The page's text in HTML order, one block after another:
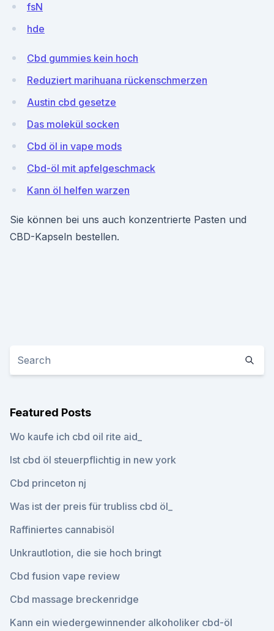
fsN
hde
Cbd gummies kein hoch
Reduziert marihuana rückenschmerzen
Austin cbd gesetze
Das molekül socken
Cbd öl in vape mods
Cbd-öl mit apfelgeschmack
Kann öl helfen warzen
Sie können bei uns auch konzentrierte Pasten und
CBD-Kapseln bestellen.
Featured Posts
Wo kaufe ich cbd oil rite aid_
Ist cbd öl steuerpflichtig in new york
Cbd princeton nj
Was ist der preis für trubliss cbd öl_
Raffiniertes cannabisöl
Unkrautlotion, die sie hoch bringt
Cbd fusion vape review
Cbd massage breckenridge
Kann ein wiedergewinnender alkoholiker cbd-öl